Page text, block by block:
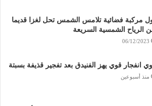
مركبة فضائية تلامس الشمس تحل لغزا قديما
الرياح الشمسية السريعة
06/12/2023
انفجار قوي يهز الفنيدق بعد تفجير قذيفة بسبتة
منذ أسبوعين